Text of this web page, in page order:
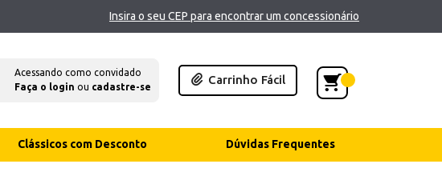
Insira o seu CEP para encontrar um concessionário
Acessando como convidado
Faça o login ou cadastre-se
Carrinho Fácil
Clássicos com Desconto Dúvidas Frequentes